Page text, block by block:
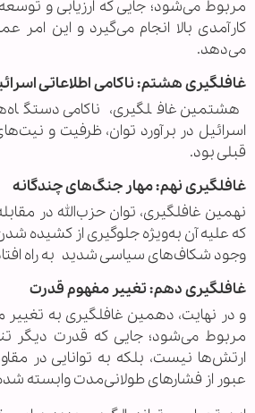
مربوط می‌شود؛ جایی که ارزیابی و
کارآمدی بالا انجام می‌گیرد و این امر
می‌دهد.
غافلگیری هشتم: ناکامی اطلاعاتی
هشتمین غافلگیری، ناکامی
اسرائیل در برآورد توان، ظرفیت و
قبلی بود.
غافلگیری نهم: مهار جنگ‌های چندگانه
نهمین غافلگیری، توان حزب‌الله در
که علیه آن به‌ویژه جلوگیری از کشیده
وجود شکاف‌های سیاسی شدید به راه
غافلگیری دهم: تغییر مفهوم قدرت
و در نهایت، دهمین غافلگیری به
مربوط می‌شود؛ جایی که قدرت دیگر
ارتش‌ها نیست، بلکه به توانایی در
عبور از فشارهای طولانی‌مدت وابسته